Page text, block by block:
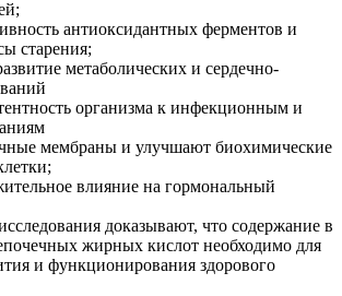
антиоксидантных ферментов и
старения;
метаболических и сердечно-
организма к инфекционным и
мембраны и улучшают биохимические
влияние на гормональный
доказывают, что содержание в
жирных кислот необходимо для
и функционирования здорового